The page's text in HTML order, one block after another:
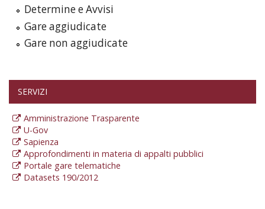
Determine e Avvisi
Gare aggiudicate
Gare non aggiudicate
SERVIZI
Amministrazione Trasparente
U-Gov
Sapienza
Approfondimenti in materia di appalti pubblici
Portale gare telematiche
Datasets 190/2012